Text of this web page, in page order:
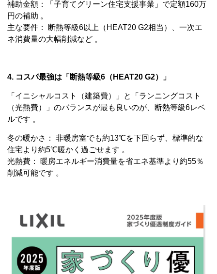
補助金額：「子育てグリーン住宅支援事業」で定額160万
円の補助 。
主な要件： 断熱等級6以上（HEAT20 G2相当）、一次エ
ネ消費量の大幅削減など 。
4. コスパ最強は「断熱等級6（HEAT20 G2）」
「イニシャルコスト（建築費）」と「ランニングコスト
（光熱費）」のバランスが最も良いのが、断熱等級6レベ
ルです 。
冬の暖かさ： 非暖房室でも約13℃を下回らず、標準的な
住宅より約5℃暖かく過ごせます 。
光熱費： 暖房エネルギー消費量を省エネ基準より約55％
削減可能です 。